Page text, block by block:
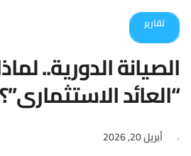
تقارير
الصيانة الدورية..
“العائد الاستثماري”؟
أبريل 20, 2026